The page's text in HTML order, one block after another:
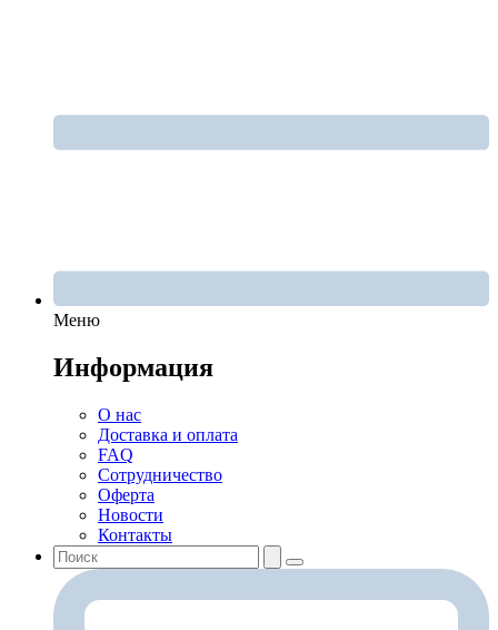
Меню
Информация
О нас
Доставка и оплата
FAQ
Сотрудничество
Оферта
Новости
Контакты